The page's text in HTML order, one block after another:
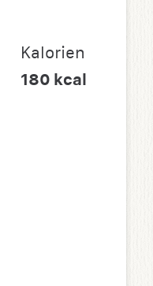
Kalorien
180 kcal